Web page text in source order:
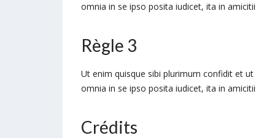
omnia in se ipso posita iudicet, ita in
Règle 3
Ut enim quisque sibi plurimum confidit et
omnia in se ipso posita iudicet, ita in
Crédits